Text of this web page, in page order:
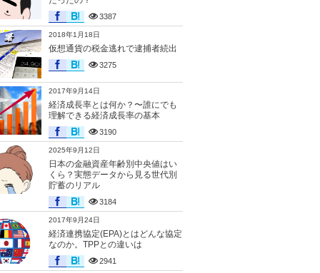
3387
2018年1月18日
仮想通貨の税金逃れで逮捕者続出
3275
2017年9月14日
経済成長率とは何か？〜誰にでも
理解できる経済成長率の基本
3190
2025年9月12日
日本の金融資産年齢別中央値はい
くら？実態データから見る世代別
貯蓄のリアル
3184
2017年9月24日
経済連携協定(EPA)とはどんな協定
なのか。TPPとの違いは
2941